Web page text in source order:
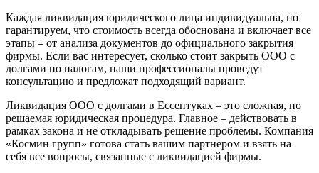
Каждая ликвидация юридического лица индивидуальна, но
гарантируем, что стоимость всегда обоснована и включает все
этапы – от анализа документов до официального закрытия
фирмы. Если вас интересует, сколько стоит закрыть ООО с
долгами по налогам, наши профессионалы проведут
консультацию и предложат подходящий вариант.
Ликвидация ООО с долгами в Ессентуках – это сложная, но
решаемая юридическая процедура. Главное – действовать в
рамках закона и не откладывать решение проблемы. Компания
«Космин групп» готова стать вашим партнером и взять на
себя все вопросы, связанные с ликвидацией фирмы.